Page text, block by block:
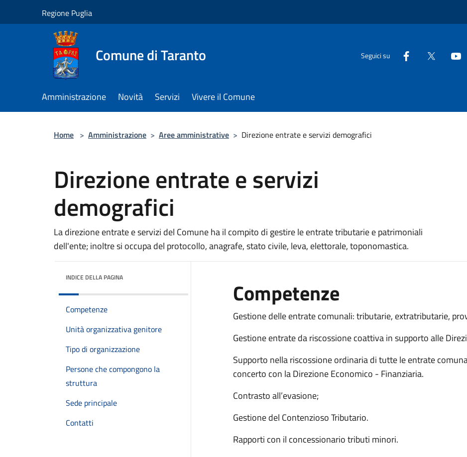
Regione Puglia
Comune di Taranto Seguici su
Amministrazione Novità Servizi Vivere il Comune
Home > Amministrazione > Aree amministrative > Direzione entrate e servizi demografici
Direzione entrate e servizi
demografici
La direzione entrate e servizi del Comune ha il compito di gestire le entrate tributarie e patrimoniali
dell'ente; inoltre si occupa del protocollo, anagrafe, stato civile, leva, elettorale, toponomastica.
INDICE DELLA PAGINA
Competenze
Unità organizzativa genitore
Tipo di organizzazione
Persone che compongono la
struttura
Sede principale
Contatti
Competenze
Gestione delle entrate comunali: tributarie, extratributarie,
Gestione entrate da riscossione coattiva in supporto alle
Supporto nella riscossione ordinaria di tutte le entrate
concerto con la Direzione Economico - Finanziaria.
Contrasto all’evasione;
Gestione del Contenzioso Tributario.
Rapporti con il concessionario tributi minori.